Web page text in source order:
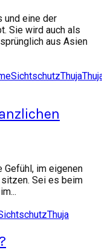
und eine der
Sie wird auch als
aus Asien
SichtschutzThuja
Gefühl, im eigenen
Sei es beim
Thuja